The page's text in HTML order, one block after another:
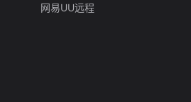
网易UU远程